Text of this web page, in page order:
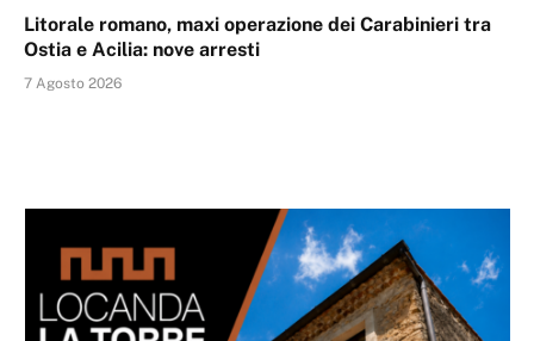
Litorale romano, maxi operazione dei Carabinieri tra
Ostia e Acilia: nove arresti
7 Agosto 2026